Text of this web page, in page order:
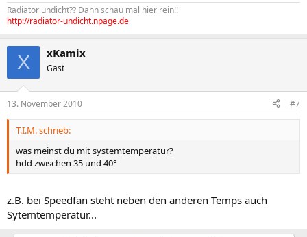
Radiator undicht?? Dann schau mal hier rein!!
http://radiator-undicht.npage.de
X xKamix
Gast
13. November 2010 #7
T.I.M. schrieb:
was meinst du mit systemtemperatur?
hdd zwischen 35 und 40°
z.B. bei Speedfan steht neben den anderen Temps auch
Sytemtemperatur...